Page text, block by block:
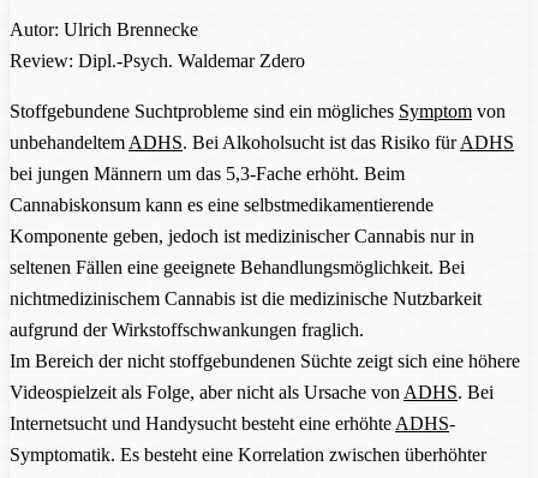
Autor: Ulrich Brennecke
Review: Dipl.-Psych. Waldemar Zdero
Stoffgebundene Suchtprobleme sind ein mögliches Symptom von
unbehandeltem ADHS. Bei Alkoholsucht ist das Risiko fürADHS
bei jungen Männern um das 5,3-Fache erhöht. Beim
Cannabiskonsum kann es eine selbstmedikamentierende
Komponente geben, jedoch ist medizinischer Cannabis nur in
seltenen Fällen eine geeignete Behandlungsmöglichkeit. Bei
nichtmedizinischem Cannabis ist die medizinische Nutzbarkeit
aufgrund der Wirkstoffschwankungen fraglich.
Im Bereich der nicht stoffgebundenen Süchte zeigt sich eine höhere
Videospielzeit als Folge, aber nicht als Ursache von ADHS. Bei
Internetsucht und Handysucht besteht eine erhöhte ADHS-
Symptomatik. Es besteht eine Korrelation zwischen überhöhter